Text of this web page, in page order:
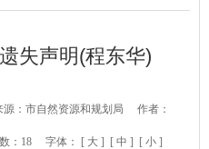
失声明(程东华)
源：市自然资源和规划局 作者：
： 18 字体： [ 大 ] [ 中 ] [ 小 ]